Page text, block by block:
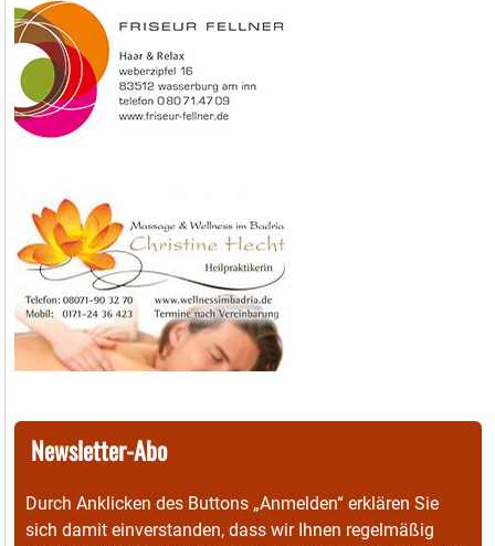
Newsletter-Abo
Durch Anklicken des Buttons „Anmelden“ erklären Sie
sich damit einverstanden, dass wir Ihnen regelmäßig